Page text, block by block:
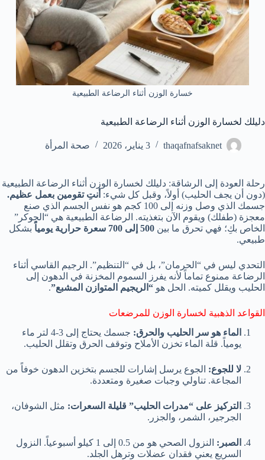
خسارة الوزن أثناء الرضاعة الطبيعية
دليلك لخسارة الوزن أثناء الرضاعة الطبيعية
thaqafnafsaknet 3 يناير، 2026 صحة المرأة
رحلة العودة إلى الرشاقة: دليلك لخسارة الوزن أثناء الرضاعة الطبيعية
(دون أن يجف الحليب) أولاً، وقبل كل شيء: أنتِ تقومين بعمل عظيم.
جسمك الذي وصل وزنه إلى 100 كجم هو نفس الجسم الذي صنع
معجزة (طفلك) ويقوم الآن بتغذيته. الرضاعة الطبيعية هي “الجوكر”
الخاص بكِ؛ فهي تحرق ما بين 500 إلى 700 سعرة حرارية يومياً
بشكل
طبيعي.
التحدي ليس في “الحرمان”، بل في “التنظيم”. الرجيم القاسي أثناء
الرضاعة ممنوع تماماً لأنه يفرز السموم المخزنة في الدهون إلى
الحليب ويقلل كميته. الحل هو “الريجيم المتوازن المشبع”.
القواعد الذهبية لخسارة الوزن للمرضعات
الماء هو سر الحليب والحرق:
جسمك يحتاج إلى 3-4 لتر ماء
يومياً. قلة الماء تخزن الأملاح وتوقف الحرق وتقلل الحليب.
لا للجوع: الجوع يرسل إشارات للجسم بتخزين الدهون خوفاً من
المجاعة. تناولي وجبات صغيرة ومتعددة.
التركيز على “مدرات الحليب” قليلة السعرات: مثل الشوفان،
الجرجير، الشمر، والجزر.
الصبر:
النزول الصحي هو من 0.5 إلى 1 كيلو أسبوعياً. النزول
السريع يعني فقدان عضلات وترهل الجلد.